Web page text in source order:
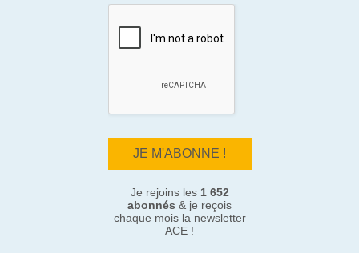
Je rejoins les 1 652
abonnés & je reçois
chaque mois la newsletter
ACE !